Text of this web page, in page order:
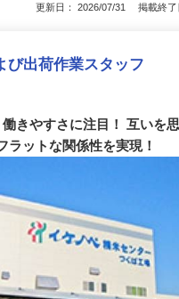
更新日： 2026/07/31 掲載終了
び出荷作業スタッフ
働きやすさに注目！ 互いを
ラットな関係性を実現！